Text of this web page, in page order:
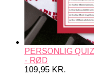
PERSONLIG
- RØD
109,95 KR.